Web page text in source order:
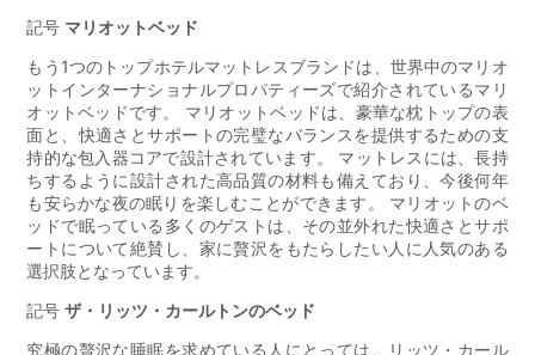
記号 マリオットベッド
もう1つのトップホテルマットレスブランドは、世界中のマリオ
ットインターナショナルプロパティーズで紹介されているマリ
オットベッドです。 マリオットベッドは、豪華な枕トップの表
面と、快適さとサポートの完璧なバランスを提供するための支
持的な包入器コアで設計されています。 マットレスには、長持
ちするように設計された高品質の材料も備えており、今後何年
も安らかな夜の眠りを楽しむことができます。 マリオットのベ
ッドで眠っている多くのゲストは、その並外れた快適さとサポ
ートについて絶賛し、家に贅沢をもたらしたい人に人気のある
選択肢となっています。
記号ザ・リッツ・カールトンのベッド
究極の贅沢な睡眠を求めている人にとっては、リッツ・カール